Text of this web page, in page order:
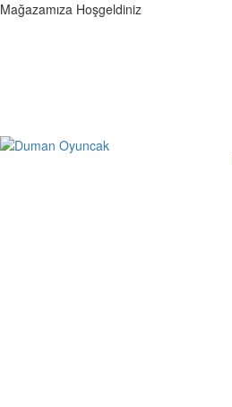
Mağazamıza Hoşgeldiniz